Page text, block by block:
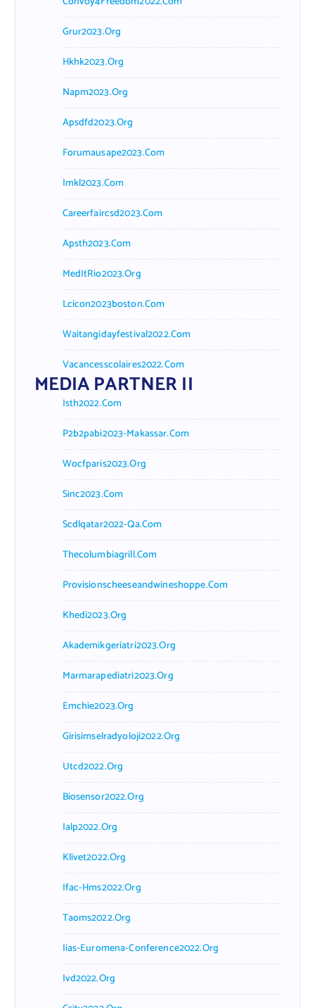
Grur2023.org
Hkhk2023.org
Napm2023.org
Apsdfd2023.org
Forumausape2023.com
Imkl2023.com
Careerfaircsd2023.com
Apsth2023.com
MedItRio2023.org
Lcicon2023boston.com
Waitangidayfestival2022.com
Vacancesscolaires2022.com
MEDIA PARTNER II
Isth2022.com
P2b2pabi2023-Makassar.com
Wocfparis2023.org
Sinc2023.com
Scdlqatar2022-Qa.com
Thecolumbiagrill.com
Provisionscheeseandwineshoppe.com
Khedi2023.org
Akademikgeriatri2023.org
Marmarapediatri2023.org
Emchie2023.org
Girisimselradyoloji2022.org
Utcd2022.org
Biosensor2022.org
Ialp2022.org
Klivet2022.org
Ifac-Hms2022.org
Taoms2022.org
Iias-Euromena-Conference2022.org
Ivd2022.org